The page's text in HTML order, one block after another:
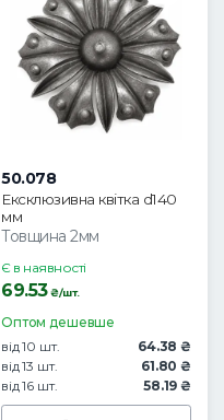
50.078
Ексклюзивна квітка d140
мм
Товщина 2мм
Є в наявності
69.53₴/шт.
Оптом дешевше
від 10 шт.
64.38 ₴
від 13 шт.
61.80 ₴
від 16 шт.
58.19 ₴